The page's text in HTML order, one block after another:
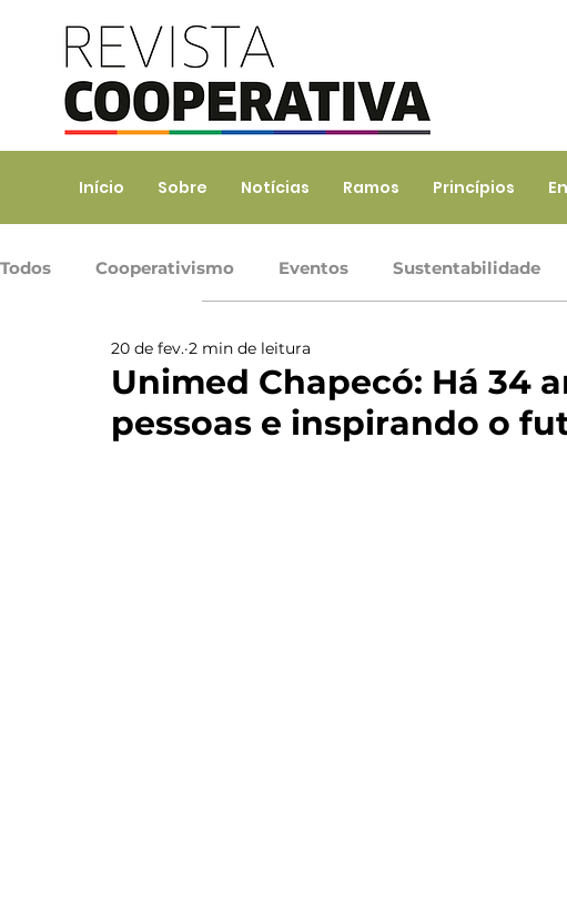
Início Sobre Notícias Ramos Princípios
Todos Cooperativismo Eventos Sustentabilidade
Ramo Agropecuário Ramo Consumo
Ramo Transporte Trabalho, Prod. de Bens e Serviços
Unimed Chapecó: Há 34
pessoas e inspirando o
20 de fev. 2 min de leitura